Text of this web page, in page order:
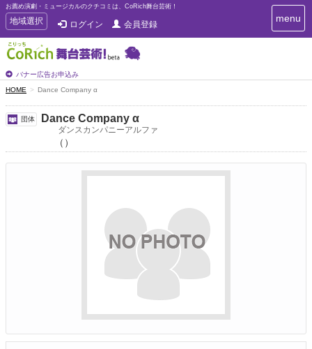
お薦め演劇・ミュージカルのクチコミは、CoRich舞台芸術！
T
o
g
g
e
n
a
v
i
a
t
地域選択 ログイン 会員登録
バナー広告お申込み
T
o
menu
HOME Dance Company α
団体 Dance Company α
ダンスカンパニーアルファ
（）